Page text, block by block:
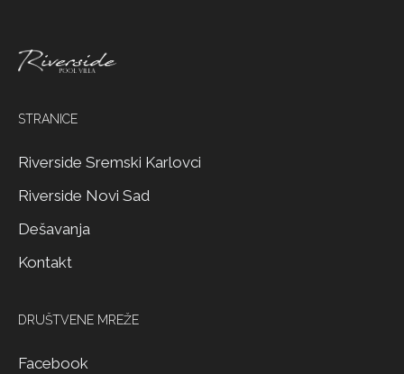
STRANICE
Riverside Sremski Karlovci
Riverside Novi Sad
Dešavanja
Kontakt
DRUŠTVENE MREŽE
Facebook